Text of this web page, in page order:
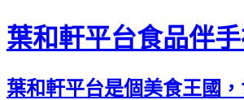
葉和軒平台食品伴
葉和軒平台是個美食王國